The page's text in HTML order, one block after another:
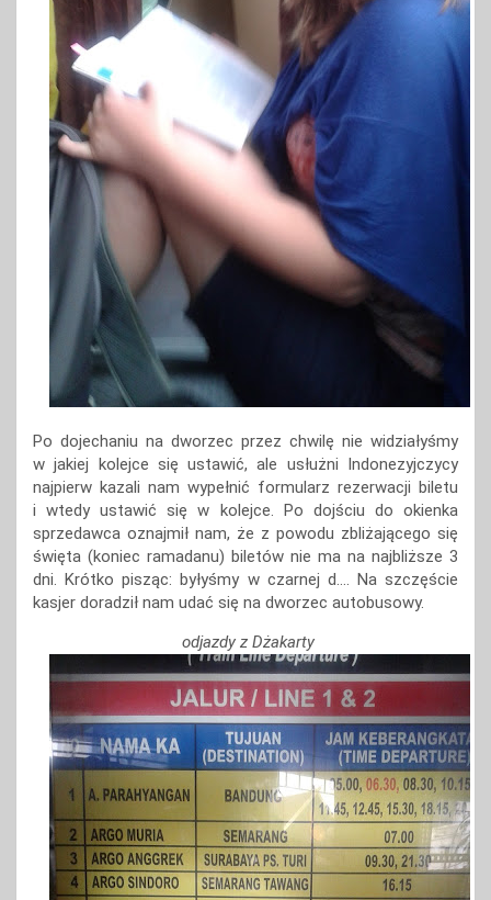
Po dojechaniu na dworzec przez chwilę nie widziałyśmy
w jakiej kolejce się ustawić, ale usłużni Indonezyjczycy
najpierw kazali nam wypełnić formularz rezerwacji biletu
i wtedy ustawić się w kolejce. Po dojściu do okienka
sprzedawca oznajmił nam, że z powodu zbliżającego się
święta (koniec ramadanu) biletów nie ma na najbliższe 3
dni. Krótko pisząc: byłyśmy w czarnej d…. Na szczęście
kasjer doradził nam udać się na dworzec autobusowy.
odjazdy z Dżakarty